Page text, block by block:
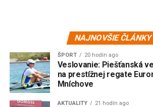
NAJNOVŠIE ČLÁNKY
ŠPORT 20 hodín ago
Veslovanie: Piešťanská
na prestížnej regate
Mníchove
AKTUALITY 21 hodín ago